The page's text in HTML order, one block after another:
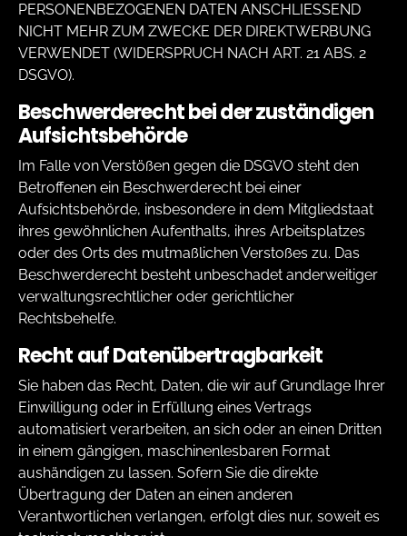
PERSONENBEZOGENEN DATEN ANSCHLIESSEND
NICHT MEHR ZUM ZWECKE DER DIREKTWERBUNG
VERWENDET (WIDERSPRUCH NACH ART. 21 ABS. 2
DSGVO).
Beschwerde­recht bei der zuständigen
Aufsichts­behörde
Im Falle von Verstößen gegen die DSGVO steht den
Betroffenen ein Beschwerderecht bei einer
Aufsichtsbehörde, insbesondere in dem Mitgliedstaat
ihres gewöhnlichen Aufenthalts, ihres Arbeitsplatzes
oder des Orts des mutmaßlichen Verstoßes zu. Das
Beschwerderecht besteht unbeschadet anderweitiger
verwaltungsrechtlicher oder gerichtlicher
Rechtsbehelfe.
Recht auf Daten­übertrag­barkeit
Sie haben das Recht, Daten, die wir auf Grundlage Ihrer
Einwilligung oder in Erfüllung eines Vertrags
automatisiert verarbeiten, an sich oder an einen Dritten
in einem gängigen, maschinenlesbaren Format
aushändigen zu lassen. Sofern Sie die direkte
Übertragung der Daten an einen anderen
Verantwortlichen verlangen, erfolgt dies nur, soweit es